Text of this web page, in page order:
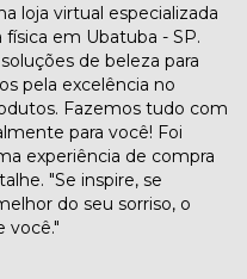
loja virtual especializada
em Ubatuba - SP.
de beleza para
pela excelência no
Fazemos tudo com
para você! Foi
experiência de compra
"Se inspire, se
do seu sorriso, o
você."